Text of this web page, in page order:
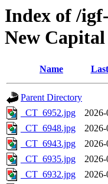
Index of /
New
Name
Parent Directory
_CT_6952.jpg
_CT_6948.jpg
_CT_6943.jpg
_CT_6935.jpg
_CT_6932.jpg